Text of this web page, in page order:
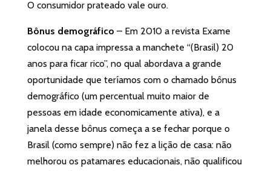
O consumidor prateado vale ouro.
Bônus demográfico – Em 2010 a revista Exame
colocou na capa impressa a manchete “(Brasil) 20
anos para ficar rico”, no qual abordava a grande
oportunidade que teríamos com o chamado bônus
demográfico (um percentual muito maior de
pessoas em idade economicamente ativa), e a
janela desse bônus começa a se fechar porque o
Brasil (como sempre) não fez a lição de casa: não
melhorou os patamares educacionais, não qualificou